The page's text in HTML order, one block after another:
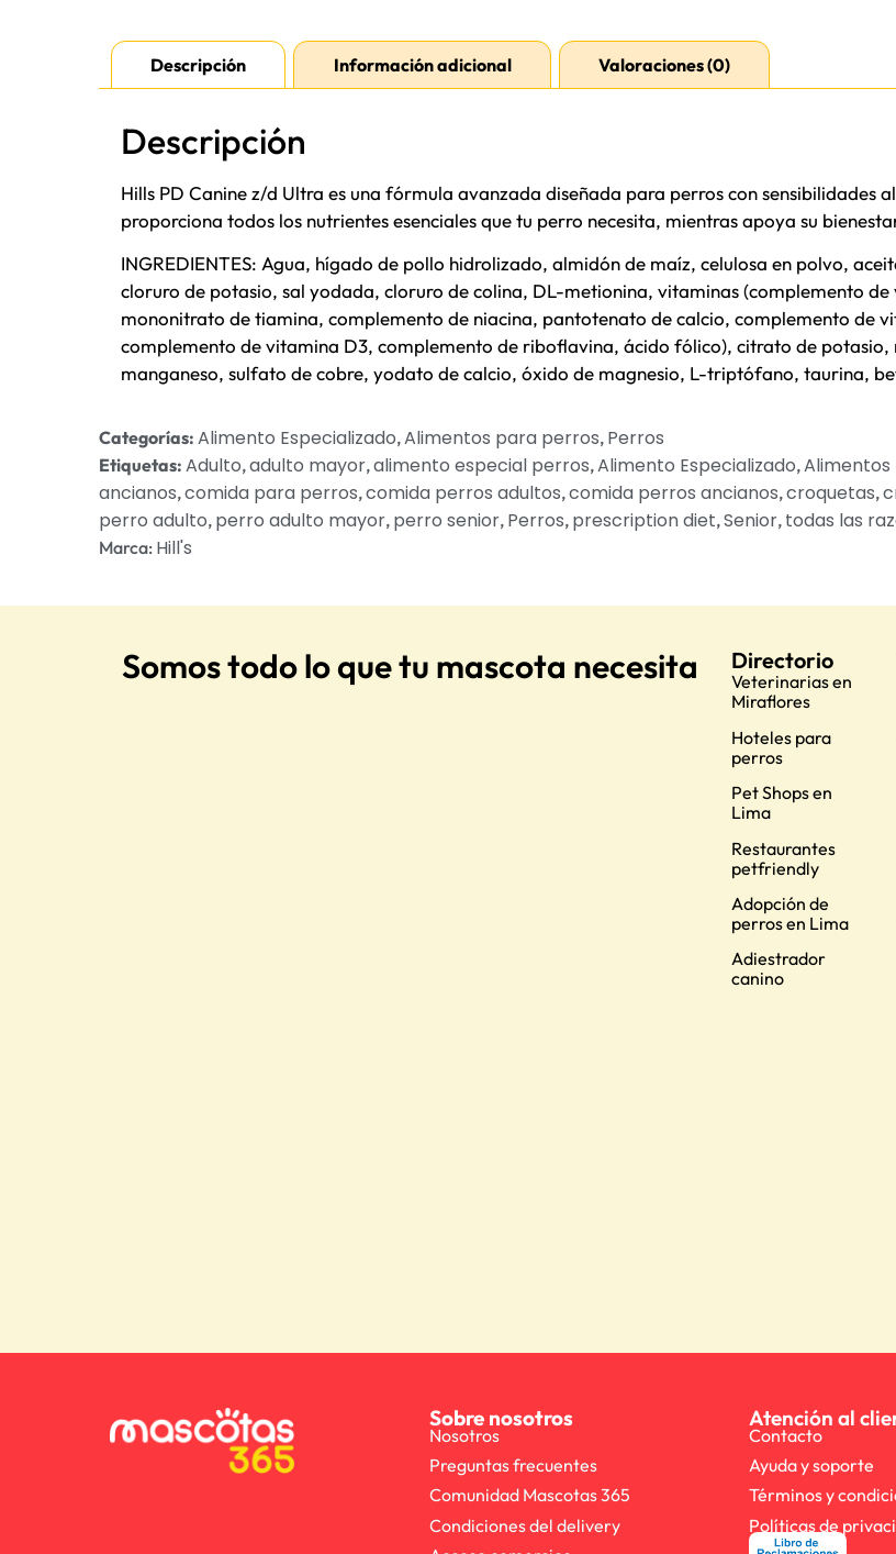
Descripción Información adicional Valoraciones (0)
Descripción
Hills PD Canine z/d Ultra es una fórmula avanzada diseñada para perros con sensibilidades
proporciona todos los nutrientes esenciales que tu perro necesita, mientras apoya su
INGREDIENTES: Agua, hígado de pollo hidrolizado, almidón de maíz, celulosa en polvo,
cloruro de potasio, sal yodada, cloruro de colina, DL-metionina, vitaminas (complemento
mononitrato de tiamina, complemento de niacina, pantotenato de calcio, complemento de
complemento de vitamina D3, complemento de riboflavina, ácido fólico), citrato de
manganeso, sulfato de cobre, yodato de calcio, óxido de magnesio, L-triptófano, taurina,
Categorías: Alimento Especializado,Alimentos para perros, Perros
Etiquetas: Adulto,adulto mayor,alimento especial perros,Alimento Especializado,
ancianos,comida para perros,comida perros adultos,comida perros ancianos,croquetas,
perro adulto, perro adulto mayor, perro senior, Perros, prescription diet,Senior, todas las
Marca: Hill's
Somos todo lo que tu mascota necesita Directorio
Veterinarias en
Miraflores
Hoteles para
perros
Pet Shops en
Lima
Restaurantes
petfriendly
Adopción de
perros en Lima
Adiestrador
canino
Sobre nosotros
Nosotros
Preguntas frecuentes
Comunidad Mascotas 365
Condiciones del delivery
Atención al
Contacto
Ayuda y soporte
Términos y
Políticas de